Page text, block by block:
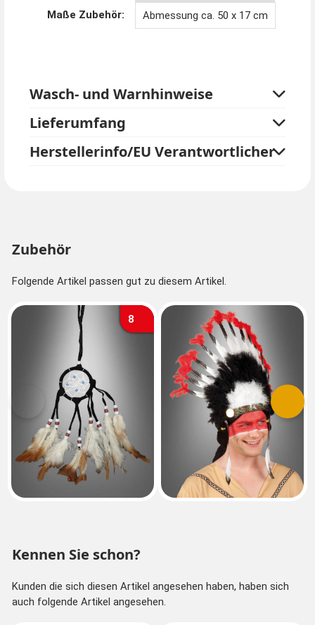
Kostümpalast Shop.
Maße Zubehör: Abmessung ca. 50 x 17 cm
Wasch- und Warnhinweise
Lieferumfang
Herstellerinfo/EU Verantwortlicher
Zubehör
Folgende Artikel passen gut zu diesem Artikel.
8
Vorherige
Kennen Sie schon?
Kunden die sich diesen Artikel angesehen haben, haben sich
auch folgende Artikel angesehen.